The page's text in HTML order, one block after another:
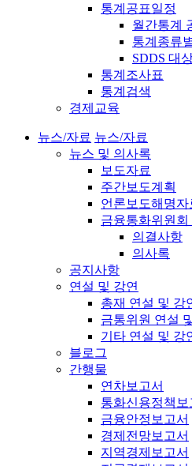
통계공표일정
월간통계
통계종류
SDDS 대
통계조사표
통계검색
경제교육
뉴스/자료 뉴스/자료
뉴스 및 의사록
보도자료
주간보도계획
언론보도해명자
금융통화위원
의결사항
의사록
공지사항
연설 및 강연
총재 연설 및 강
금통위원 연설
기타 연설 및 강
블로그
간행물
연차보고서
통화신용정책보
금융안정보고서
경제전망보고서
지역경제보고서